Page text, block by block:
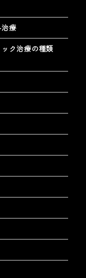
療
ク治療の種類